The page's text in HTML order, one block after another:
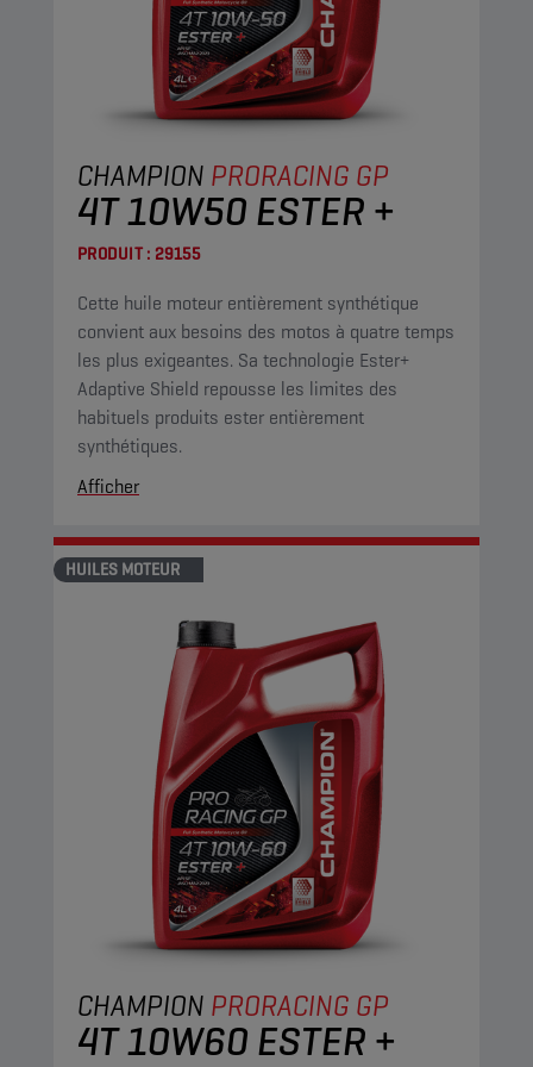
CHAMPION PRORACING GP
4T 10W50 ESTER +
PRODUIT : 29155
Cette huile moteur entièrement synthétique
convient aux besoins des motos à quatre temps
les plus exigeantes. Sa technologie Ester+
Adaptive Shield repousse les limites des
habituels produits ester entièrement
synthétiques.
Afficher
HUILES MOTEUR
CHAMPION PRORACING GP
4T 10W60 ESTER +